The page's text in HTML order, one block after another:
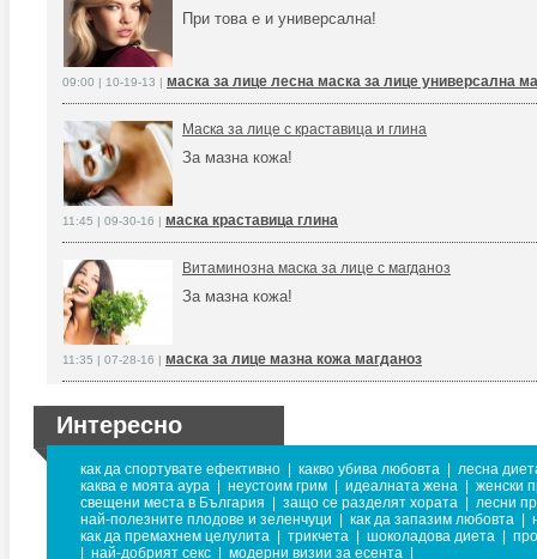
При това е и универсална!
09:00 | 10-19-13 | маска за лице лесна маска за лице универсална
Маска за лице с краставица и глина
За мазна кожа!
11:45 | 09-30-16 | маска краставица глина
Витаминозна маска за лице с магданоз
За мазна кожа!
11:35 | 07-28-16 | маска за лице мазна кожа магданоз
Интересно
как да спортувате ефективно какво убива любовта
лесна
каква е моята аура
неустоим грим идеалната жена
женски
свещени места в България
защо се разделят хората
лесни
най-полезните плодове и зеленчуци
как да запазим любовта
как да премахнем целулита
трикчета шоколадова диета
най-добрият секс модерни визии за есента